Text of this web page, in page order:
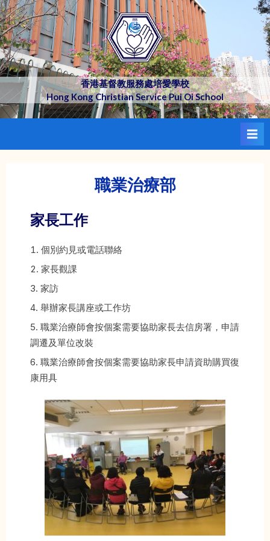
Skip
to
content
香港基督教服務處培愛學校
Hong Kong Christian Service Pui Oi School
職業治療部
家長工作
個別約見或電話聯絡
家長觀課
家訪
舉辦家長講座或工作坊
職業治療師會按個案需要協助家長去信房署，申請
調遷及單位改裝
職業治療師會按個案需要協助家長申請資助購買復
康用具